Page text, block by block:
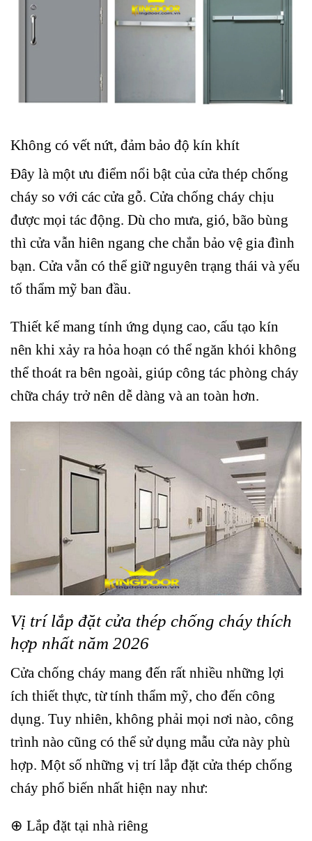
Không có vết nứt, đảm bảo độ kín khít
Đây là một ưu điểm nổi bật của cửa thép chống
cháy so với các cửa gỗ. Cửa chống cháy chịu
được mọi tác động. Dù cho mưa, gió, bão bùng
thì cửa vẫn hiên ngang che chắn bảo vệ gia đình
bạn. Cửa vẫn có thể giữ nguyên trạng thái và yếu
tố thẩm mỹ ban đầu.
Thiết kế mang tính ứng dụng cao, cấu tạo kín
nên khi xảy ra hỏa hoạn có thể ngăn khói không
thể thoát ra bên ngoài, giúp công tác phòng cháy
chữa cháy trở nên dễ dàng và an toàn hơn.
Vị trí lắp đặt cửa thép chống cháy thích
hợp nhất năm 2026
Cửa chống cháy mang đến rất nhiều những lợi
ích thiết thực, từ tính thẩm mỹ, cho đến công
dụng. Tuy nhiên, không phải mọi nơi nào, công
trình nào cũng có thể sử dụng mẫu cửa này phù
hợp. Một số những vị trí lắp đặt cửa thép chống
cháy phổ biến nhất hiện nay như:
⊕ Lắp đặt tại nhà riêng